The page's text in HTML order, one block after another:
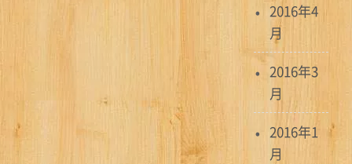
2016年4
月
2016年3
月
2016年1
月